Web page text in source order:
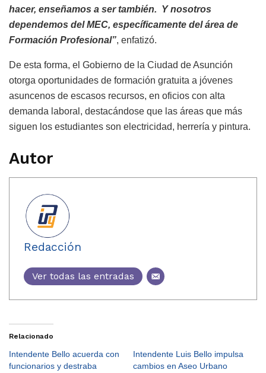
hacer, enseñamos a ser también. Y nosotros
dependemos del MEC, específicamente del área de
Formación Profesional”, enfatizó.
De esta forma, el Gobierno de la Ciudad de Asunción
otorga oportunidades de formación gratuita a jóvenes
asuncenos de escasos recursos, en oficios con alta
demanda laboral, destacándose que las áreas que más
siguen los estudiantes son electricidad, herrería y pintura.
Autor
Redacción
Ver todas las entradas
Relacionado
Intendente Bello acuerda con
funcionarios y destraba
Intendente Luis Bello impulsa
cambios en Aseo Urbano